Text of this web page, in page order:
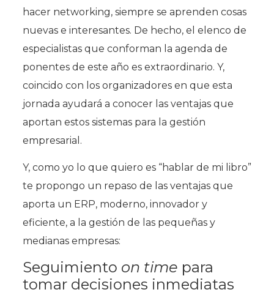
hacer networking, siempre se aprenden cosas
nuevas e interesantes. De hecho, el elenco de
especialistas que conforman la agenda de
ponentes de este año es extraordinario. Y,
coincido con los organizadores en que esta
jornada ayudará a conocer las ventajas que
aportan estos sistemas para la gestión
empresarial.
Y, como yo lo que quiero es “hablar de mi libro”
te propongo un repaso de las ventajas que
aporta un ERP, moderno, innovador y
eficiente, a la gestión de las pequeñas y
medianas empresas:
Seguimiento on time para
tomar decisiones inmediatas